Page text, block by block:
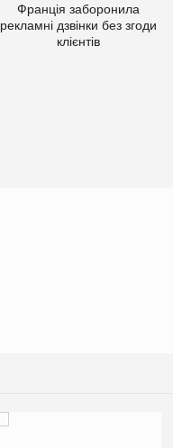
Франція заборонила
рекламні дзвінки без згоди
клієнтів